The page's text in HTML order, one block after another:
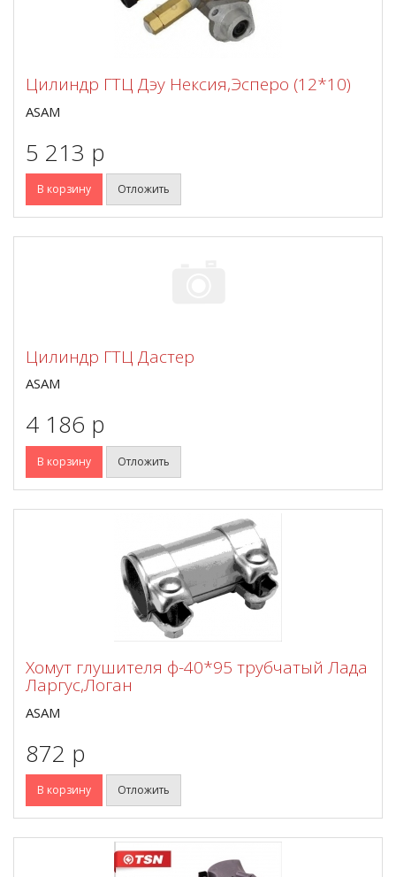
Цилиндр ГТЦ Дэу Нексия,Эсперо (12*10)
ASAM
5 213 p
В корзину Отложить
Цилиндр ГТЦ Дастер
ASAM
4 186 p
В корзину Отложить
Хомут глушителя ф-40*95 трубчатый Лада
Ларгус,Логан
ASAM
872 p
В корзину Отложить